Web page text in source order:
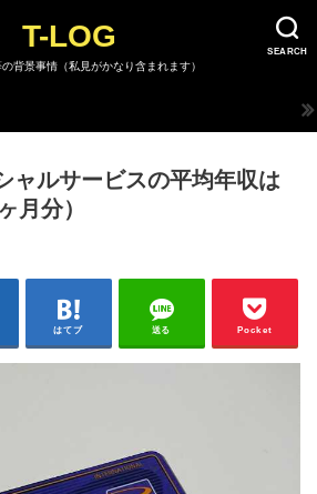
SEARCH
T-LOG
背景事情（私見がかなり含まれます）
ャルサービスの平均年収は
月分）
はてブ 送る Pocket